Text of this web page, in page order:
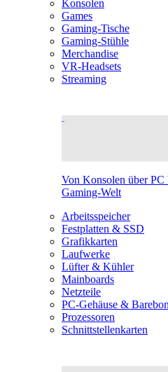
Konsolen
Games
Gaming-Tische
Gaming-Stühle
Merchandise
VR-Headsets
Streaming
Von Konsolen über
Gaming-Welt
Arbeitsspeicher
Festplatten & SSD
Grafikkarten
Laufwerke
Lüfter & Kühler
Mainboards
Netzteile
PC-Gehäuse &
Prozessoren
Schnittstellenkarten